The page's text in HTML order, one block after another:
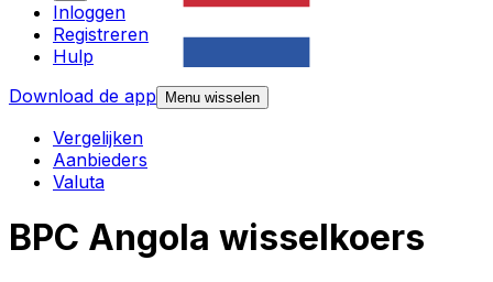
Inloggen
Registreren
Hulp
Download de app
Menu wisselen
Vergelijken
Aanbieders
Valuta
BPC Angola wisselkoers